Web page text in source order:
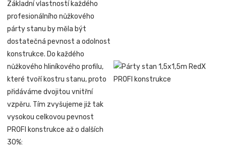
Základní vlastností každého
profesionálního nůžkového
párty stanu by měla být
dostatečná pevnost a odolnost
konstrukce. Do každého
nůžkového hliníkového profilu,
které tvoří kostru stanu, proto
přidáváme dvojitou vnitřní
vzpěru. Tím zvyšujeme již tak
vysokou celkovou pevnost
PROFI konstrukce až o dalších
30%: